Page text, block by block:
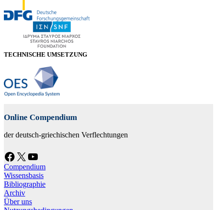
TECHNISCHE UMSETZUNG
Online Compendium
der deutsch-griechischen Verflechtungen
Facebook X YouTube
Compendium
Wissensbasis
Bibliographie
Archiv
Über uns